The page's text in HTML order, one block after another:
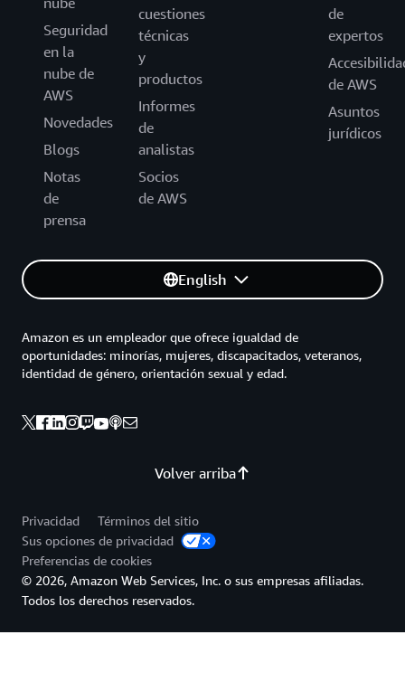
Seguridad
en la
nube de
AWS
Novedades
Blogs
Notas
de
prensa
cuestiones
técnicas
y
productos
Informes
de
analistas
Socios
de AWS
de
expertos
de AWS
Asuntos
jurídicos
English
Volver arriba
Amazon es un empleador que ofrece igualdad de
oportunidades: minorías, mujeres, discapacitados, veteranos,
identidad de género, orientación sexual y edad.
Privacidad
Términos del sitio
Sus opciones de privacidad
Preferencias de cookies
© 2026, Amazon Web Services, Inc. o sus empresas afiliadas.
Todos los derechos reservados.